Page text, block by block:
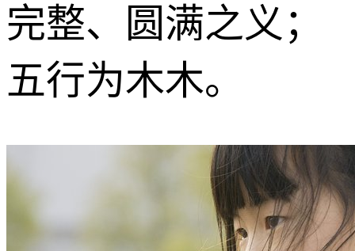
完整、圆满之义；
五行为木木。